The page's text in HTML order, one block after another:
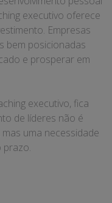
executivo oferece
Empresas
bem posicionadas
e prosperar em
executivo, fica
de líderes não é
uma necessidade
prazo.